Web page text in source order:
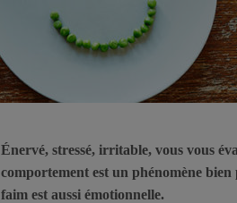
Énervé, stressé, irritable, vous vous
comportement est un phénomène
faim est aussi émotionnelle.